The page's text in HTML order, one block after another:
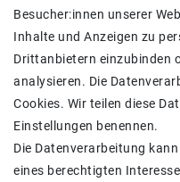
Barrierefreiheitserklärung
Kontakt
SICHER BEZAHLEN
Besucher:innen unserer
Inhalte und Anzeigen zu
Drittanbietern einzubinden
analysieren. Die
Cookies. Wir teilen diese
Einstellungen benennen.
Die Datenverarbeitung
eines berechtigten